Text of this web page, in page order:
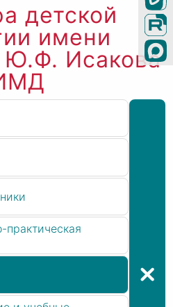
детской
имени
Ю.Ф. Исакова
практическая